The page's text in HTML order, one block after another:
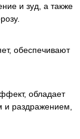
и зуд, а также
обеспечивают
обладает
и раздражением,